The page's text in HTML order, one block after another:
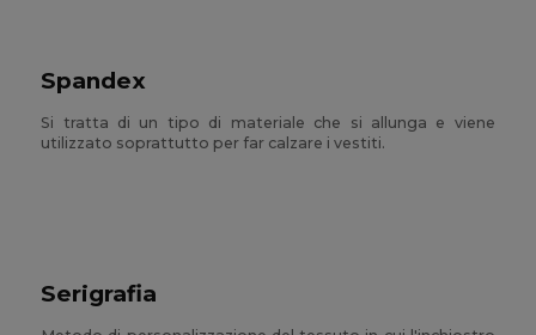
Spandex
Si tratta di un tipo di materiale che si allunga e viene
utilizzato soprattutto per far calzare i vestiti.
Serigrafia